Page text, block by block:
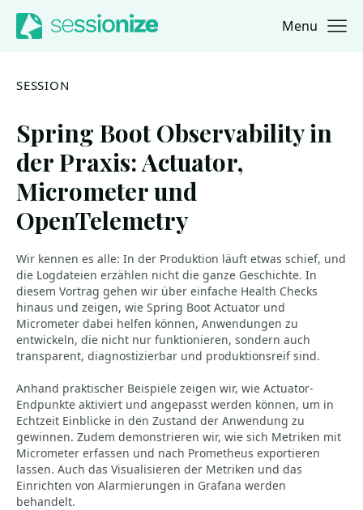
Jump to navigation
Jump to content Menu
SESSION
Spring Boot Observability in
der Praxis: Actuator,
Micrometer und
OpenTelemetry
Wir kennen es alle: In der Produktion läuft etwas schief, und
die Logdateien erzählen nicht die ganze Geschichte. In
diesem Vortrag gehen wir über einfache Health Checks
hinaus und zeigen, wie Spring Boot Actuator und
Micrometer dabei helfen können, Anwendungen zu
entwickeln, die nicht nur funktionieren, sondern auch
transparent, diagnostizierbar und produktionsreif sind.
Anhand praktischer Beispiele zeigen wir, wie Actuator-
Endpunkte aktiviert und angepasst werden können, um in
Echtzeit Einblicke in den Zustand der Anwendung zu
gewinnen. Zudem demonstrieren wir, wie sich Metriken mit
Micrometer erfassen und nach Prometheus exportieren
lassen. Auch das Visualisieren der Metriken und das
Einrichten von Alarmierungen in Grafana werden
behandelt.